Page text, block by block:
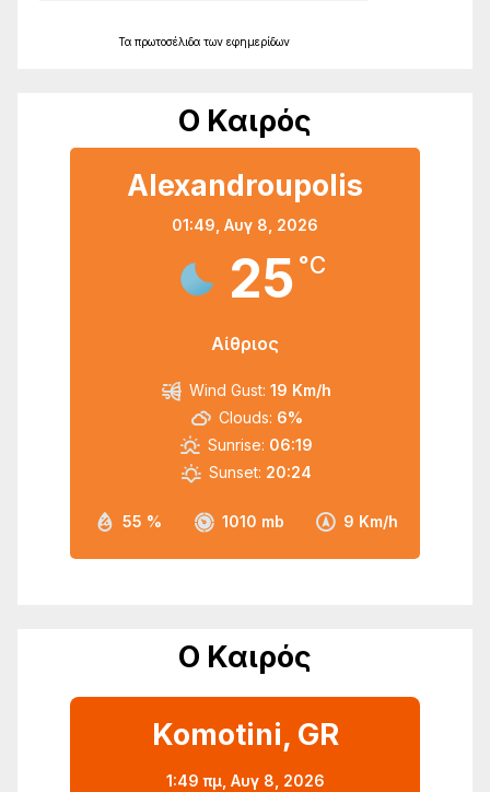
Τα πρωτοσέλιδα των εφημερίδων
Ο Καιρός
Alexandroupolis
01:49, Αυγ 8, 2026
25 °C
Αίθριος
55 % 1010 mb 9 Km/h
Wind Gust: 19 Km/h
Clouds: 6%
Sunrise: 06:19
Sunset: 20:24
Ο Καιρός
Komotini, GR
1:49 πμ, Αυγ 8, 2026